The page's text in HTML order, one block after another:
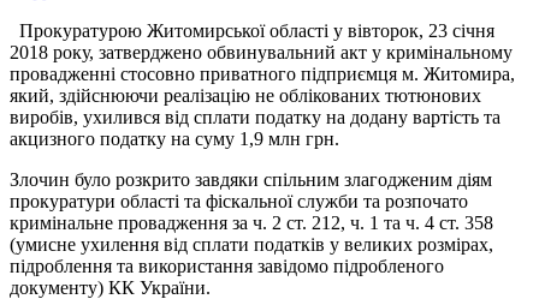
Прокуратурою Житомирської області у вівторок, 23 січня
2018 року, затверджено обвинувальний акт у кримінальному
провадженні стосовно приватного підприємця м. Житомира,
який, здійснюючи реалізацію не облікованих тютюнових
виробів, ухилився від сплати податку на додану вартість та
акцизного податку на суму 1,9 млн грн.
Злочин було розкрито завдяки спільним злагодженим діям
прокуратури області та фіскальної служби та розпочато
кримінальне провадження за ч. 2 ст. 212, ч. 1 та ч. 4 ст. 358
(умисне ухилення від сплати податків у великих розмірах,
підроблення та використання завідомо підробленого
документу) КК України.